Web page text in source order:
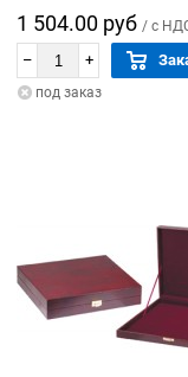
1 504.00 руб / с
– +
под заказ